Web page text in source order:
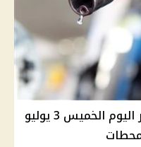
أسعار البنزين والسولار في مصر اليوم الخميس 3 يوليو